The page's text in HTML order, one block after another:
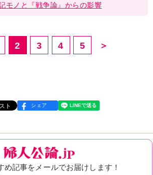
モノと『戦争論』からの影響
2 3 4 5 ＞
シェア